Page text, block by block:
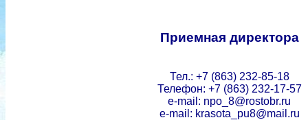
Приемная директора
Тел.: +7 (863) 232-85-18
Телефон: +7 (863) 232-17-57
e-mail: npo_8@rostobr.ru
e-mail: krasota_pu8@mail.ru